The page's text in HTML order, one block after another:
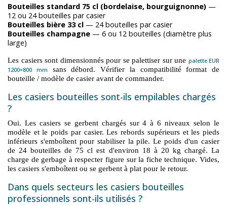
Bouteilles standard 75 cl (bordelaise, bourguignonne) —
12 ou 24 bouteilles par casier
Bouteilles bière 33 cl — 24 bouteilles par casier
Bouteilles champagne — 6 ou 12 bouteilles (diamètre plus
large)
Les casiers sont dimensionnés pour se palettiser sur une palette EUR
1200×800 mm sans débord. Vérifier la compatibilité format de
bouteille / modèle de casier avant de commander.
Les casiers bouteilles sont-ils empilables chargés
?
Oui. Les casiers se gerbent chargés sur 4 à 6 niveaux selon le
modèle et le poids par casier. Les rebords supérieurs et les pieds
inférieurs s'emboîtent pour stabiliser la pile. Le poids d'un casier
de 24 bouteilles de 75 cl est d'environ 18 à 20 kg chargé. La
charge de gerbage à respecter figure sur la fiche technique. Vides,
les casiers s'emboîtent ou se gerbent à plat pour le retour.
Dans quels secteurs les casiers bouteilles
professionnels sont-ils utilisés ?